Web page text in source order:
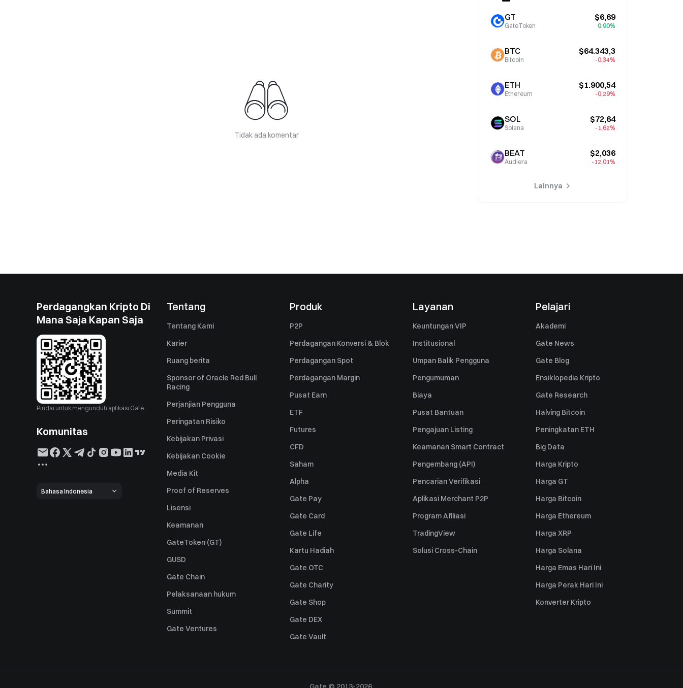
Tidak ada komentar
GT
GateToken
$6,69
0,90%
BTC
Bitcoin
$64.343,3
-0,34%
ETH
Ethereum
$1.900,54
-0,29%
SOL
Solana
$72,64
-1,62%
BEAT
Audiera
$2,036
-12,01%
Lainnya
Perdagangkan Kripto Di
Mana Saja Kapan Saja
Pindai untuk mengunduh aplikasi Gate
Komunitas
Bahasa Indonesia
Tentang
Tentang Kami
Karier
Ruang berita
Sponsor of Oracle Red Bull
Racing
Perjanjian Pengguna
Peringatan Risiko
Kebijakan Privasi
Kebijakan Cookie
Media Kit
Proof of Reserves
Lisensi
Keamanan
GateToken (GT)
GUSD
Gate Chain
Pelaksanaan hukum
Summit
Gate Ventures
Produk
P2P
Perdagangan Konversi & Blok
Perdagangan Spot
Perdagangan Margin
Pusat Earn
ETF
Futures
CFD
Saham
Alpha
Gate Pay
Gate Card
Gate Life
Kartu Hadiah
Gate OTC
Gate Charity
Gate Shop
Gate DEX
Gate Vault
Layanan
Keuntungan VIP
Institusional
Umpan Balik Pengguna
Pengumuman
Biaya
Pusat Bantuan
Pengajuan Listing
Keamanan Smart Contract
Pengembang (API)
Pencarian Verifikasi
Aplikasi Merchant P2P
Program Afiliasi
TradingView
Solusi Cross-Chain
Pelajari
Akademi
Gate News
Gate Blog
Ensiklopedia Kripto
Gate Research
Halving Bitcoin
Peningkatan ETH
Big Data
Harga Kripto
Harga GT
Harga Bitcoin
Harga Ethereum
Harga XRP
Harga Solana
Harga Emas Hari Ini
Harga Perak Hari Ini
Konverter Kripto